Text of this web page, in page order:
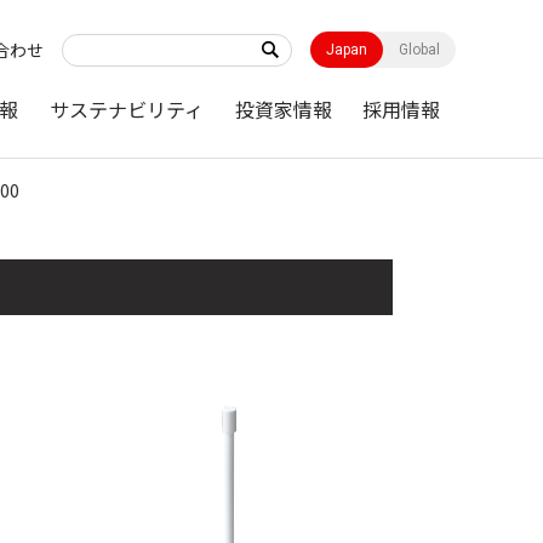
わせ Japan Global
サステナビリティ 投資家情報 採用情報